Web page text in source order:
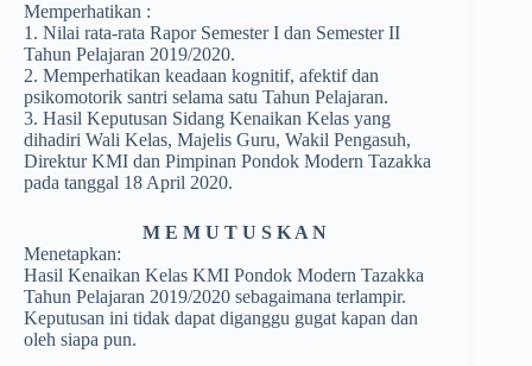
Memperhatikan :
1. Nilai rata-rata Rapor Semester I dan Semester II
Tahun Pelajaran 2019/2020.
2. Memperhatikan keadaan kognitif, afektif dan
psikomotorik santri selama satu Tahun Pelajaran.
3. Hasil Keputusan Sidang Kenaikan Kelas yang
dihadiri Wali Kelas, Majelis Guru, Wakil Pengasuh,
Direktur KMI dan Pimpinan Pondok Modern Tazakka
pada tanggal 18 April 2020.
M E M U T U S K A N
Menetapkan:
Hasil Kenaikan Kelas KMI Pondok Modern Tazakka
Tahun Pelajaran 2019/2020 sebagaimana terlampir.
Keputusan ini tidak dapat diganggu gugat kapan dan
oleh siapa pun.